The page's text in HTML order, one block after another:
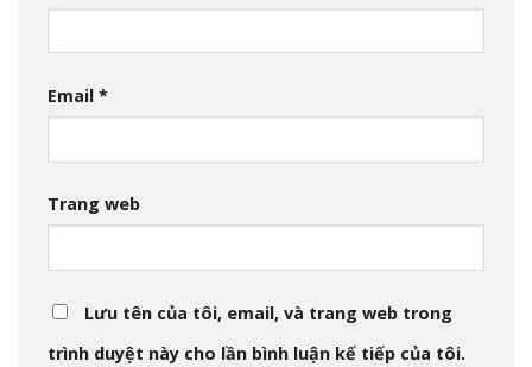
Email *
Trang web
Lưu tên của tôi, email, và trang web trong
trình duyệt này cho lần bình luận kế tiếp của tôi.